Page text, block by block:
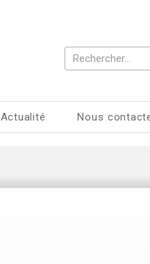
Actualité Nous